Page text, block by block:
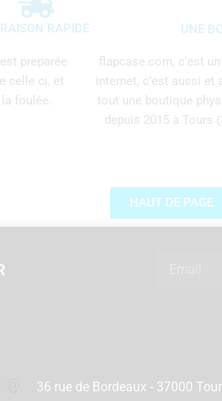
RAPIDE UNE
preparée
celle ci, et
foulée.
flapcase.com, c’est
internet, c’est aussi et
tout une boutique
depuis 2015 à Tours
HAUT DE PAGE
36 rue de Bordeaux - 37000